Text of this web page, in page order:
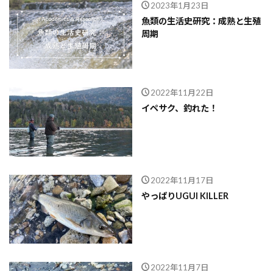
2023年1月23日
魚類の生活史研究：成熟と生殖
周期
2022年11月22日
イペサク、釣れた！
2022年11月17日
やっぱりUGUI KILLER
2022年11月7日